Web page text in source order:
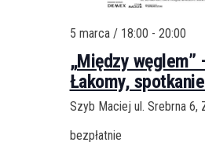
5 marca / 18:00 - 20:00
„Między węglem”
Łakomy,
Szyb Maciej ul. Srebrna 6,
bezpłatnie